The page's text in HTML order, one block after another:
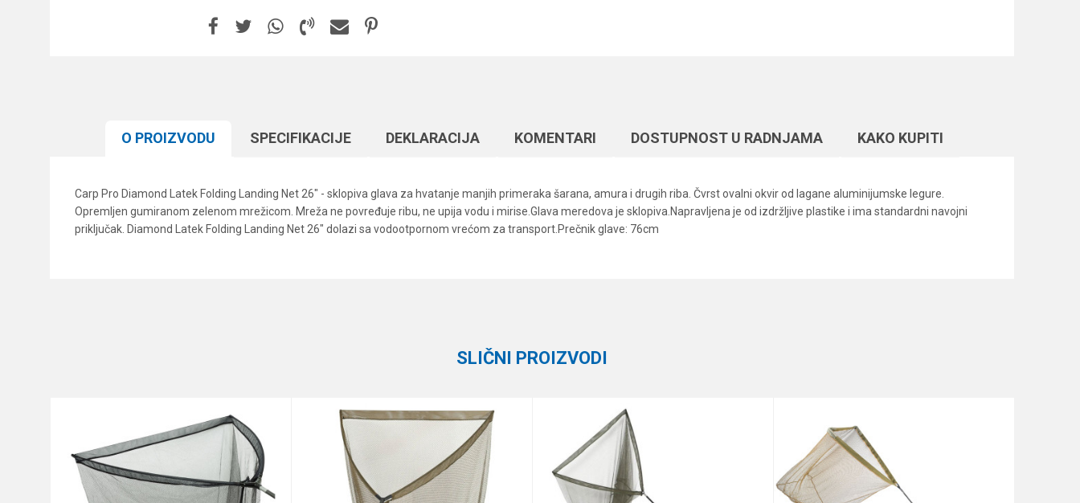
O PROIZVODU SPECIFIKACIJЕ DEKLARACIJA KOMENTARI DOSTUPNOST U RADNJAMA KAKO KUPITI
Carp Pro Diamond Latek Folding Landing Net 26" - sklopiva glava za hvatanje manjih primeraka šarana, amura i drugih riba. Čvrst ovalni okvir od lagane aluminijumske legure.
Opremljen gumiranom zelenom mrežicom. Mreža ne povređuje ribu, ne upija vodu i mirise.Glava meredova je sklopiva.Napravljena je od izdržljive plastike i ima standardni navojni
priključak. Diamond Latek Folding Landing Net 26" dolazi sa vodootpornom vrećom za transport.Prečnik glave: 76cm
Anti-spam zaštita - izračunajte koliko je 4 + 1 :
SLIČNI PROIZVODI